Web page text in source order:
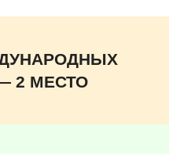
2 МЕСТО